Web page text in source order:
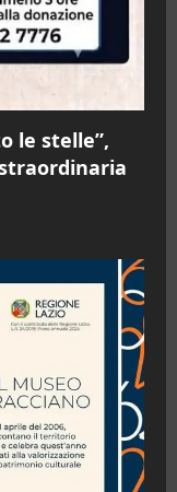
le stelle”,